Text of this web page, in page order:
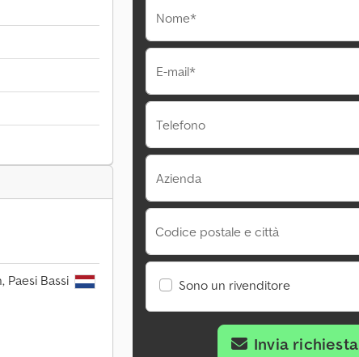
Bassi
Nome*
E-mail*
Telefono
Azienda
Codice postale e città
Sono un rivenditore
Invia richiesta